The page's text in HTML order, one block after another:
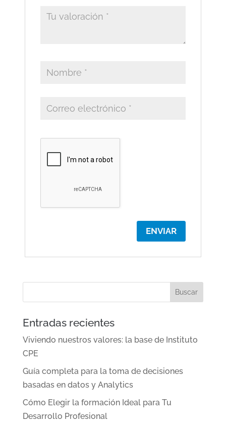
Entradas recientes
Viviendo nuestros valores: la base de Instituto
CPE
Guía completa para la toma de decisiones
basadas en datos y Analytics
Cómo Elegir la formación Ideal para Tu
Desarrollo Profesional